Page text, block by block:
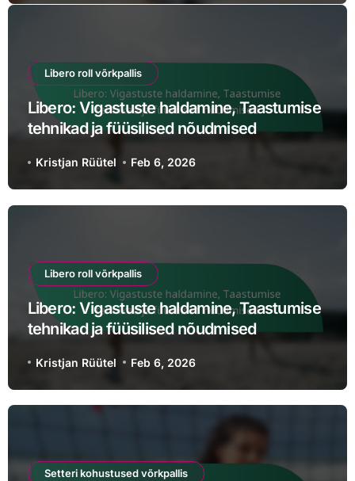
Libero roll võrkpallis
Libero: Vigastuste haldamine, Taastumise
tehnikad ja füüsilised nõudmised
Kristjan Rüütel Feb 6, 2026
Libero roll võrkpallis
Libero: Vigastuste haldamine, Taastumise
tehnikad ja füüsilised nõudmised
Kristjan Rüütel Feb 6, 2026
Setteri kohustused võrkpallis